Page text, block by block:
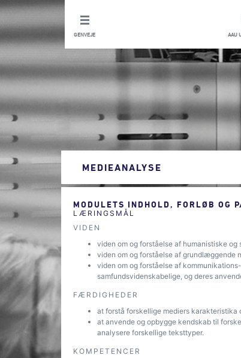
GENVEJE AAU
MEDIEANALYSE
MODULETS INDHOLD, FORLØB OG
LÆRINGSMÅL
VIDEN
viden om og forståelse af humanistiske
viden om og forståelse af grundlæggende
viden om og forståelse af
samfundsvidenskabelige, og deres
FÆRDIGHEDER
at forstå forskellige mediers karakteristika
at anvende og opbygge kendskab til
analysere forskellige teksttyper.
KOMPETENCER